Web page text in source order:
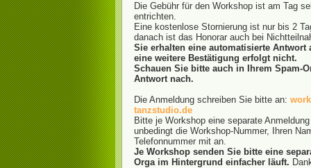
Die Gebühr für den Workshop ist am Tag
entrichten.
Eine kostenlose Stornierung ist nur bis 2
danach ist das Honorar auch bei
Sie erhalten eine automatisierte Antwort
eine weitere Bestätigung erfolgt nicht.
Schauen Sie bitte auch in Ihrem Spam-
Antwort nach.
Die Anmeldung schreiben Sie bitte an:
tanzstudio.de
Bitte je Workshop eine separate
unbedingt die Workshop-Nummer, Ihren
Telefonnummer mit an.
Je Workshop senden Sie bitte eine
Orga im Hintergrund einfacher läuft.